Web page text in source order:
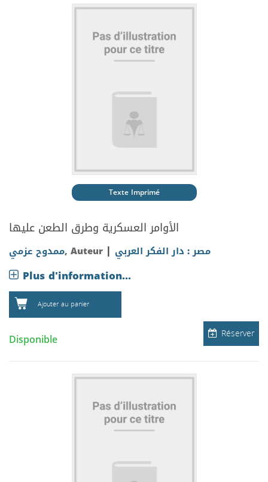
Texte Imprimé
الأوامر العسكرية وطرق الطعن عليها
ممدوح عزمي, Auteur | مصر : دار الفكر العربي
Plus d'information...
Ajouter au panier
Réserver
Disponible